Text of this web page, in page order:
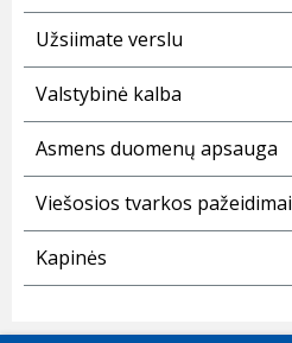
Užsiimate verslu
Valstybinė kalba
Asmens duomenų apsauga
Viešosios tvarkos pažeidimai
Kapinės